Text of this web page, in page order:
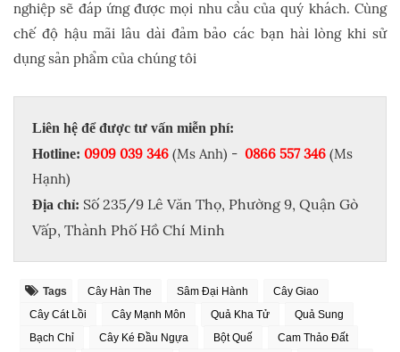
nghiệp sẽ đáp ứng được mọi nhu cầu của quý khách. Cùng
chế độ hậu mãi lâu dài đảm bảo các bạn hài lòng khi sử
dụng sản phẩm của chúng tôi
Liên hệ để được tư vấn miễn phí:
Hotline: 0909 039 346 (Ms Anh) - 0866 557 346 (Ms
Hạnh)
Địa chỉ: Số 235/9 Lê Văn Thọ, Phường 9, Quận Gò
Vấp, Thành Phố Hồ Chí Minh
Tags Cây Hàn The Sâm Đại Hành
Cây Giao
Cây Cát Lồi
Cây Mạnh Môn Quả Kha Tử
Quả Sung
Bạch Chỉ
Cây Ké Đầu Ngựa Bột Quế
Cam Thảo Đất